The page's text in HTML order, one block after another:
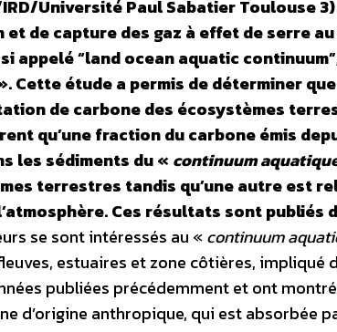
Université Paul Sabatier Toulouse
et de capture des gaz à effet de serre
“land ocean aquatic
Cette étude a permis de déterminer
de carbone des écosystèmes
qu’une fraction du carbone émis
les sédiments du « continuum
terrestres tandis qu’une autre est
Ces résultats sont publiés
se sont intéressés au «continuum
estuaires et zone côtières, impliqué
publiées précédemment et ont
d’origine anthropique, qui est absorbée